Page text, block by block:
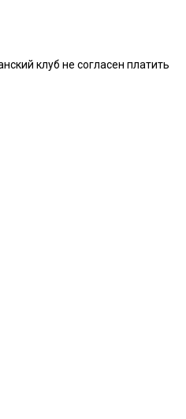
клуб не согласен платить